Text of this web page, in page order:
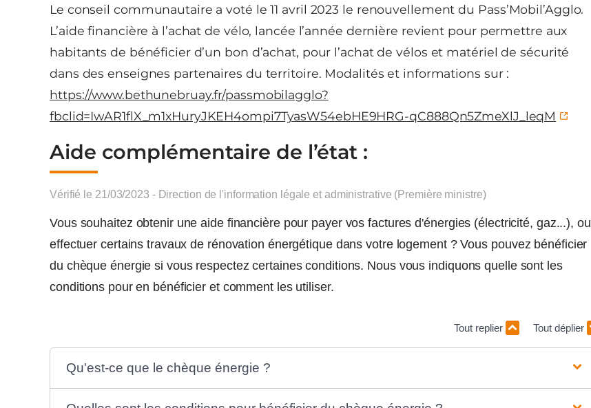
Le conseil communautaire a voté le 11 avril 2023 le renouvellement du Pass’Mobil’Agglo.
L’aide financière à l’achat de vélo, lancée l’année dernière revient pour permettre aux
habitants de bénéficier d’un bon d’achat, pour l’achat de vélos et matériel de sécurité
dans des enseignes partenaires du territoire. Modalités et informations sur :
https://www.bethunebruay.fr/passmobilagglo?
fbclid=IwAR1flX_m1xHuryJKEH4ompi7TyasW54ebHE9HRG-qC888Qn5ZmeXlJ_leqM
Aide complémentaire de l’état :
Vérifié le 21/03/2023 - Direction de l'information légale et administrative (Première ministre)
Vous souhaitez obtenir une aide financière pour payer vos factures d'énergies (électricité, gaz...), ou
effectuer certains travaux de rénovation énergétique dans votre logement ? Vous pouvez bénéficier
du chèque énergie si vous respectez certaines conditions. Nous vous indiquons quelle sont les
conditions pour en bénéficier et comment les utiliser.
Tout replier Tout déplier
Qu'est-ce que le chèque énergie ?